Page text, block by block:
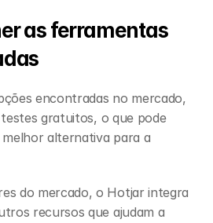
as ferramentas
encontradas no mercado,
gratuitos, o que pode
alternativa para a
do mercado, o Hotjar integra
recursos que ajudam a